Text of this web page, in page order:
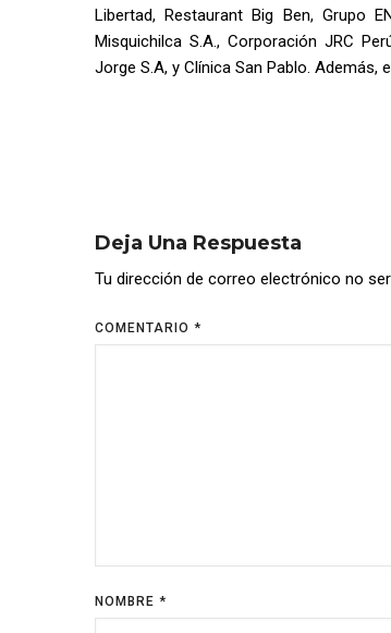
Libertad, Restaurant Big Ben, Grupo
Misquichilca S.A., Corporación JRC
Jorge S.A, y Clínica San Pablo.
Deja Una Respuesta
Tu dirección de correo electrónico no
COMENTARIO *
NOMBRE *